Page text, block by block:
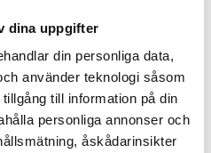
dina uppgifter
din personliga data,
använder teknologi såsom
till information på din
personliga annonser och
åskådarinsikter
Bodum
Chambord Kaffepress 3
koppar 35 cl Koppar